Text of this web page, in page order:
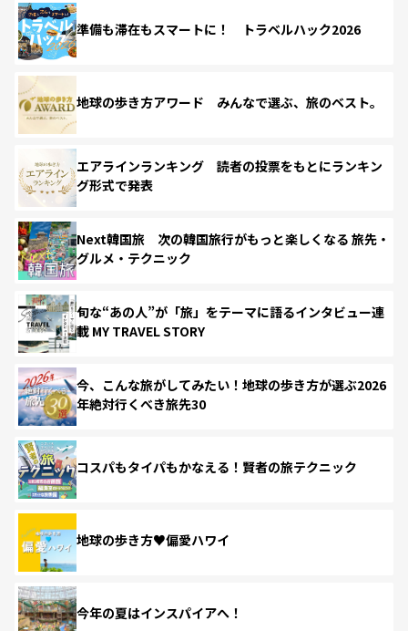
準備も滞在もスマートに！ トラベルハック2026
地球の歩き方アワード みんなで選ぶ、旅のベスト。
エアラインランキング 読者の投票をもとにランキン
グ形式で発表
Next韓国旅 次の韓国旅行がもっと楽しくなる 旅先・
グルメ・テクニック
旬な“あの人”が「旅」をテーマに語るインタビュー連
載 MY TRAVEL STORY
今、こんな旅がしてみたい！地球の歩き方が選ぶ2026
年絶対行くべき旅先30
コスパもタイパもかなえる！賢者の旅テクニック
地球の歩き方♥偏愛ハワイ
今年の夏はインスパイアへ！